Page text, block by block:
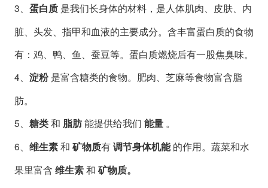
3、 蛋白质 是我们长身体的材料，是人体肌肉、皮肤、内
脏、头发、指甲和血液的主要成分。含丰富蛋白质的食物
有：鸡、鸭、鱼、蚕豆等。蛋白质燃烧后有一股焦臭味。
4、 淀粉 是富含糖类的食物。肥肉、芝麻等食物富含脂
肪。
5、 糖类和 脂肪能提供给我们 能量 。
6、 维生素和 矿物质有调节身体机能 的作用。蔬菜和水
果里富含 维生素和 矿物质。